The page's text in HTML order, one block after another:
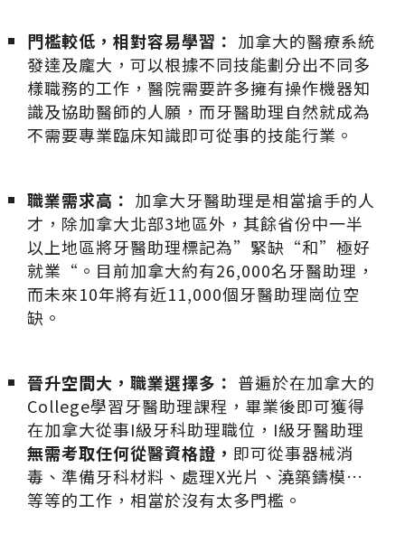
門檻較低，相對容易學習： 加拿大的醫療系統
發達及龐大，可以根據不同技能劃分出不同多
樣職務的工作，醫院需要許多擁有操作機器知
識及協助醫師的人願，而牙醫助理自然就成為
不需要專業臨床知識即可從事的技能行業。
職業需求高： 加拿大牙醫助理是相當搶手的人
才，除加拿大北部3地區外，其餘省份中一半
以上地區將牙醫助理標記為”緊缺“和”極好
就業“。目前加拿大約有26,000名牙醫助理，
而未來10年將有近11,000個牙醫助理崗位空
缺。
晉升空間大，職業選擇多： 普遍於在加拿大的
College學習牙醫助理課程，畢業後即可獲得
在加拿大從事I級牙科助理職位，I級牙醫助理
無需考取任何從醫資格證， 即可從事器械消
毒、準備牙科材料、處理X光片、澆築鑄模…
等等的工作，相當於沒有太多門檻。